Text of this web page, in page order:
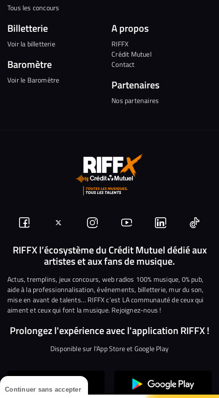
Continuer sans accepter
Tous les concours
Billetterie
Voir la billetterie
Baromètre
Voir le Baromètre
A propos
RIFFX
Crédit Mutuel
Contact
Partenaires
Nos partenaires
Suivez-
nous
Facebook
Suivez-
nous
sur
Twitter
Nous
rejoindre
sur
Instagram
Nous
rejoindre
sur
YouTube
Nous
rejoindre
sur
Linkedin
Nous
RIFFX l’écosystème du Crédit Mutuel dédié aux
artistes et aux fans de musique.
Actus, tremplins, jeux concours, web radios 100% musique, 0% pub,
aide à la professionnalisation, événements, billetterie, mur du son,
mise en avant de talents… RIFFX c’est LA communauté de ceux qui
aiment et ceux qui font la musique. Rejoignez-nous !
Prolongez l'expérience avec l'application RIFFX !
Disponible sur l'App Store et Google Play